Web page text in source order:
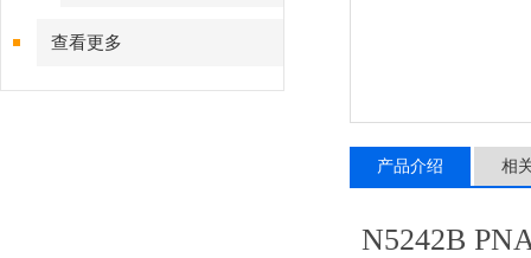
查看更多
产品介绍 相
N5242B